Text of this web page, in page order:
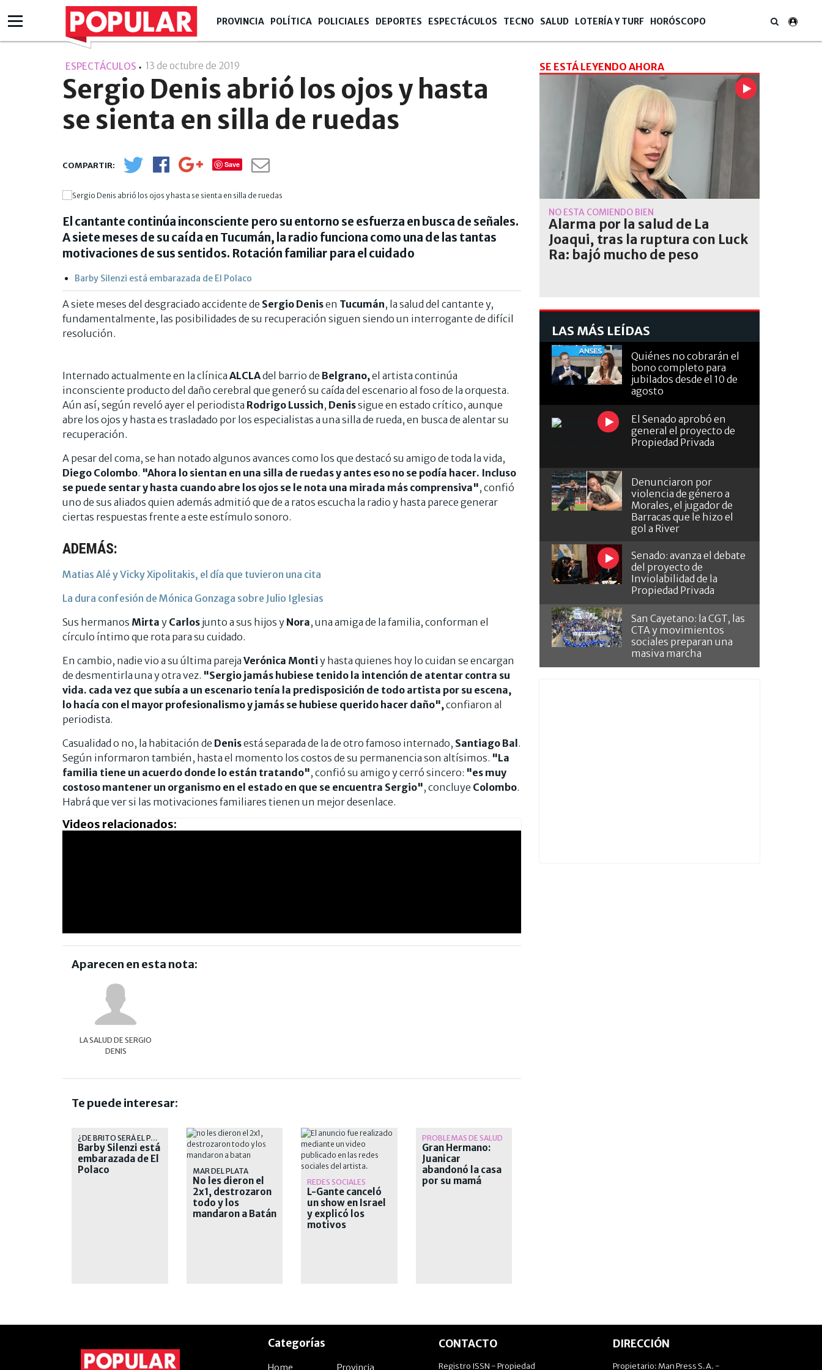
PROVINCIA POLÍTICA POLICIALES DEPORTES ESPECTÁCULOS TECNO SALUD LOTERÍA Y TURF HORÓSCOPO
ESPECTÁCULOS 13 de octubre de 2019
Sergio Denis abrió los ojos y hasta
se sienta en silla de ruedas
Save
El cantante continúa inconsciente pero su entorno se esfuerza en busca de señales.
A siete meses de su caída en Tucumán, la radio funciona como una de las tantas
motivaciones de sus sentidos. Rotación familiar para el cuidado
Barby Silenzi está embarazada de El Polaco
A siete meses del desgraciado accidente de Sergio Denisen Tucumán, la salud del cantante y,
fundamentalmente, las posibilidades de su recuperación siguen siendo un interrogante de difícil
resolución.
Internado actualmente en la clínica ALCLAdel barrio de Belgrano, el artista continúa
inconsciente producto del daño cerebral que generó su caída del escenario al foso de la orquesta.
Aún así, según reveló ayer el periodista Rodrigo Lussich, Denissigue en estado crítico, aunque
abre los ojos y hasta es trasladado por los especialistas a una silla de rueda, en busca de alentar su
recuperación.
A pesar del coma, se han notado algunos avances como los que destacó su amigo de toda la vida,
Diego Colombo. "Ahora lo sientan en una silla de ruedas y antes eso no se podía hacer. Incluso
se puede sentar y hasta cuando abre los ojos se le nota una mirada más comprensiva", confió
uno de sus aliados quien además admitió que de a ratos escucha la radio y hasta parece generar
ciertas respuestas frente a este estímulo sonoro.
ADEMÁS:
Matias Alé y Vicky Xipolitakis, el día que tuvieron una cita
La dura confesión de Mónica Gonzaga sobre Julio Iglesias
Sus hermanos Mirta y Carlos junto a sus hijos y Nora, una amiga de la familia, conforman el
círculo íntimo que rota para su cuidado.
En cambio, nadie vio a su última pareja Verónica Monti y hasta quienes hoy lo cuidan se encargan
de desmentirla una y otra vez. "Sergio jamás hubiese tenido la intención de atentar contra su
vida. cada vez que subía a un escenario tenía la predisposición de todo artista por su escena,
lo hacía con el mayor profesionalismo y jamás se hubiese querido hacer daño", confiaron al
periodista.
Casualidad o no, la habitación de Denisestá separada de la de otro famoso internado, Santiago Bal.
Según informaron también, hasta el momento los costos de su permanencia son altísimos. "La
familia tiene un acuerdo donde lo están tratando", confió su amigo y cerró sincero: "es muy
costoso mantener un organismo en el estado en que se encuentra Sergio", concluye Colombo.
Habrá que ver si las motivaciones familiares tienen un mejor desenlace.
Videos relacionados:
Aparecen en esta nota:
LA SALUD DE SERGIO
DENIS
Te puede interesar:
¿DE BRITO SERÁ EL PADRINO?
Barby Silenzi está
embarazada de El
Polaco
MAR DEL PLATA
No les dieron el
2x1, destrozaron
todo y los
mandaron a Batán
REDES SOCIALES
L-Gante canceló
un show en Israel
y explicó los
motivos
PROBLEMAS DE SALUD
Gran Hermano:
Juanicar
abandonó la casa
por su mamá
SE ESTÁ LEYENDO AHORA
NO ESTÁ COMIENDO BIEN
Alarma por la salud de La
Joaqui, tras la ruptura con Luck
Ra: bajó mucho de peso
LAS MÁS LEÍDAS
Quiénes no cobrarán el
bono completo para
jubilados desde el 10 de
agosto
El Senado aprobó en
general el proyecto de
Propiedad Privada
Denunciaron por
violencia de género a
Morales, el jugador de
Barracas que le hizo el
gol a River
Senado: avanza el debate
del proyecto de
Inviolabilidad de la
Propiedad Privada
San Cayetano: la CGT, las
CTA y movimientos
sociales preparan una
masiva marcha
Categorías CONTACTO
Registro ISSN - Propiedad
DIRECCIÓN
Propietario: Man Press S.A. -